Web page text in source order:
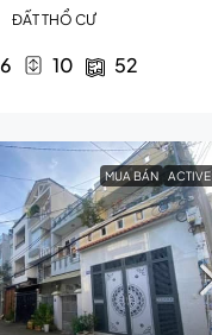
ĐẤT THỔ CƯ
6 10 52
MUA BÁN ACTIVE